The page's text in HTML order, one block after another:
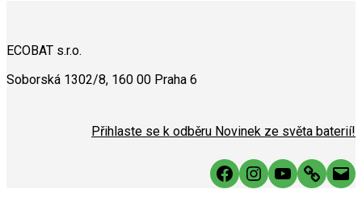
ECOBAT s.r.o.
Soborská 1302/8, 160 00 Praha 6
Přihlaste se k odběru Novinek ze světa baterií!
Facebook
Instagram
YouTube
Link